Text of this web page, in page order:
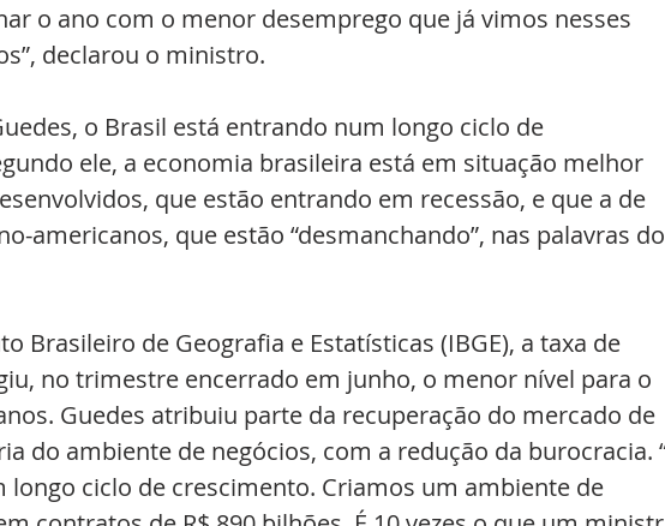
o ano com o menor desemprego que já vimos nesses
declarou o ministro.
o Brasil está entrando num longo ciclo de
ele, a economia brasileira está em situação melhor
que estão entrando em recessão, e que a de
americanos, que estão “desmanchando”, nas palavras
Brasileiro de Geografia e Estatísticas (IBGE), a taxa de
no trimestre encerrado em junho, o menor nível para o
Guedes atribuiu parte da recuperação do mercado de
do ambiente de negócios, com a redução da burocracia.
longo ciclo de crescimento. Criamos um ambiente de